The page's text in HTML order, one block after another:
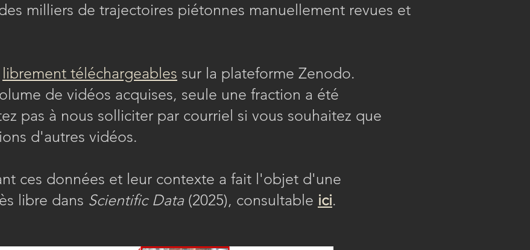
milliers de trajectoires piétonnes manuellement revues et
librement téléchargeables sur la plateforme Zenodo.
de vidéos acquises, seule une fraction a été
pas à nous solliciter par courriel si vous souhaitez que
d'autres vidéos.
ces données et leur contexte a fait l'objet d'une
libre dans Scientific Data (2025), consultable ici.